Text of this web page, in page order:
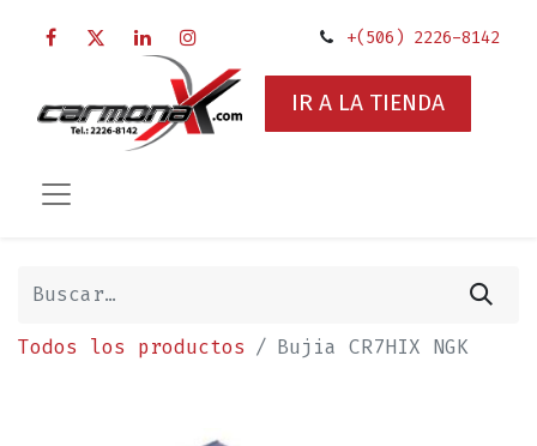
+(506) 2226-8142
IR A LA TIENDA
Todos los productos Bujia CR7HIX NGK